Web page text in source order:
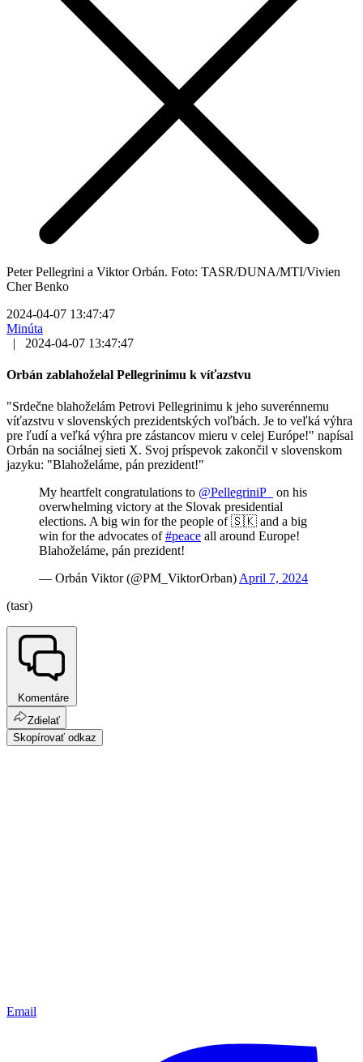
Peter Pellegrini a Viktor Orbán. Foto: TASR/DUNA/MTI/Vivien
Cher Benko
2024-04-07 13:47:47
Minúta
|
2024-04-07 13:47:47
Orbán zablahoželal Pellegrinimu k víťazstvu
"Srdečne blahoželám Petrovi Pellegrinimu k jeho suverénnemu
víťazstvu v slovenských prezidentských voľbách. Je to veľká výhra
pre ľudí a veľká výhra pre zástancov mieru v celej Európe!" napísal
Orbán na sociálnej sieti X. Svoj príspevok zakončil v slovenskom
jazyku: "Blahoželáme, pán prezident!"
My heartfelt congratulations to @PellegriniP_
on his
overwhelming victory at the Slovak presidential
elections. A big win for the people of 🇸🇰 and a big
win for the advocates of#peace all around Europe!
Blahoželáme, pán prezident!
— Orbán Viktor (@PM_ViktorOrban)April 7, 2024
(tasr)
Komentáre
Zdielať
Skopírovať odkaz
Email